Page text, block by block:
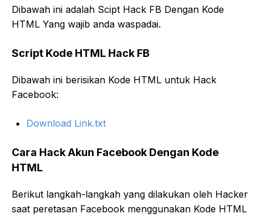
Dibawah ini adalah Scipt Hack FB Dengan Kode
HTML Yang wajib anda waspadai.
Script Kode HTML Hack FB
Dibawah ini berisikan Kode HTML untuk Hack
Facebook:
Download Link.txt
Cara Hack Akun Facebook Dengan Kode
HTML
Berikut langkah-langkah yang dilakukan oleh Hacker
saat peretasan Facebook menggunakan Kode HTML